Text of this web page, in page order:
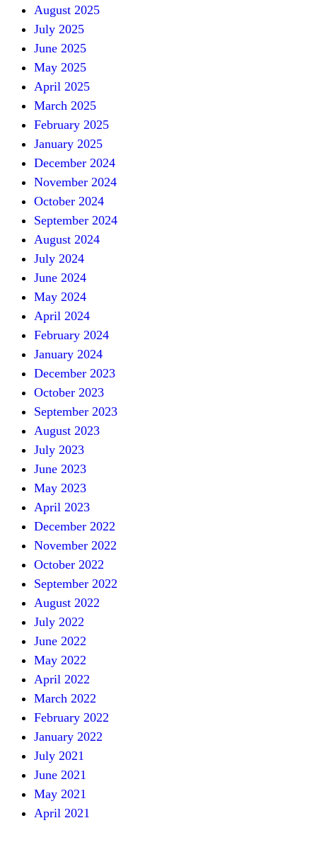
August 2025
July 2025
June 2025
May 2025
April 2025
March 2025
February 2025
January 2025
December 2024
November 2024
October 2024
September 2024
August 2024
July 2024
June 2024
May 2024
April 2024
February 2024
January 2024
December 2023
October 2023
September 2023
August 2023
July 2023
June 2023
May 2023
April 2023
December 2022
November 2022
October 2022
September 2022
August 2022
July 2022
June 2022
May 2022
April 2022
March 2022
February 2022
January 2022
July 2021
June 2021
May 2021
April 2021